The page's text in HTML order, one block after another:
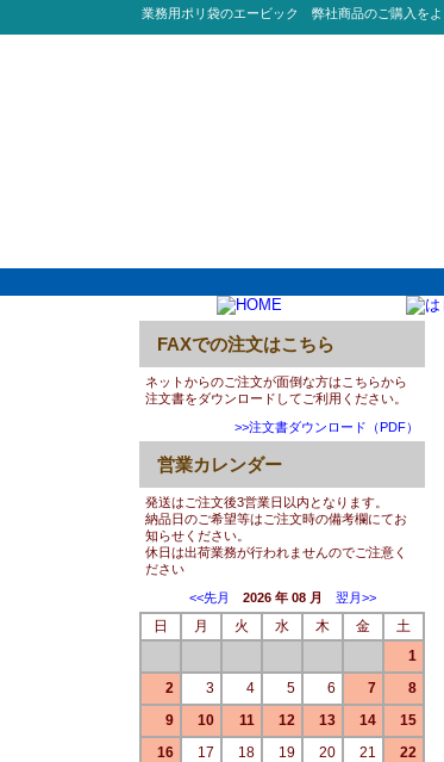
業務用ポリ袋のエービック 弊社商品のご購入を
FAXでの注文はこちら
ネットからのご注文が面倒な方はこちらから
注文書をダウンロードしてご利用ください。
>>注文書ダウンロード（PDF）
営業カレンダー
発送はご注文後3営業日以内となります。
納品日のご希望等はご注文時の備考欄にてお
知らせください。
休日は出荷業務が行われませんのでご注意く
ださい
<<先月
2026 年 08 月 翌月>>
日 月 火 水 木 金
土
1
2
3 4 5 6 7
8
9
10 11 12 13 14
15
16
17 18 19 20 21
22